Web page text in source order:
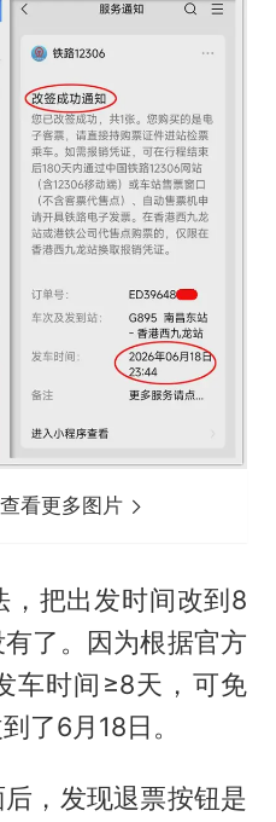
看更多图片
，把出发时间改到8
了。因为根据官方
车时间≥8天，可免
了6月18日。
，发现退票按钮是